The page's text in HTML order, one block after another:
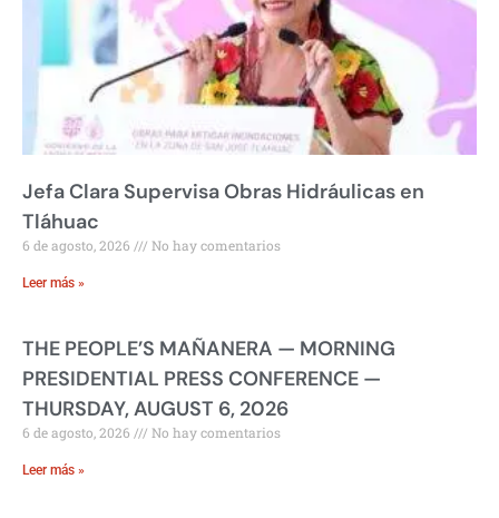
Jefa Clara Supervisa Obras Hidráulicas en
Tláhuac
6 de agosto, 2026 No hay comentarios
Leer más »
THE PEOPLE’S MAÑANERA — MORNING
PRESIDENTIAL PRESS CONFERENCE —
THURSDAY, AUGUST 6, 2026
6 de agosto, 2026 No hay comentarios
Leer más »